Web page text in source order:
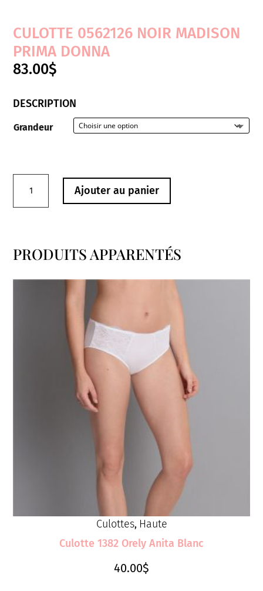
CULOTTE 0562126 NOIR MADISON
PRIMA DONNA
83.00$
DESCRIPTION
Grandeur
Culotte
Madison
Donna
Ajouter au panier
PRODUITS APPARENTÉS
Produits similaires
Culottes, Haute
Culotte 1382 Orely Anita Blanc
40.00$